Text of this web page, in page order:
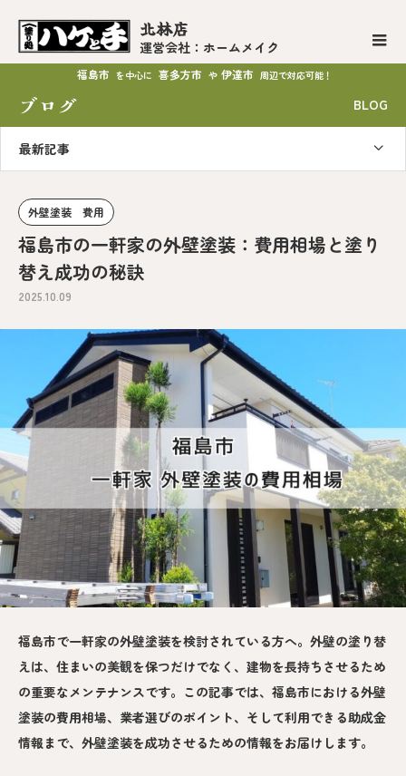
北林店
運営会社：ホームメイク
福島市 を中心に 喜多方市 や 伊達市 周辺で対応可能！
ブログ BLOG
最新記事
外壁塗装 費用
福島市の一軒家の外壁塗装：費用相場と塗り
替え成功の秘訣
2025.10.09
福島市で一軒家の外壁塗装を検討されている方へ。外壁の塗り替
えは、住まいの美観を保つだけでなく、建物を長持ちさせるため
の重要なメンテナンスです。この記事では、福島市における外壁
塗装の費用相場、業者選びのポイント、そして利用できる助成金
情報まで、外壁塗装を成功させるための情報をお届けします。